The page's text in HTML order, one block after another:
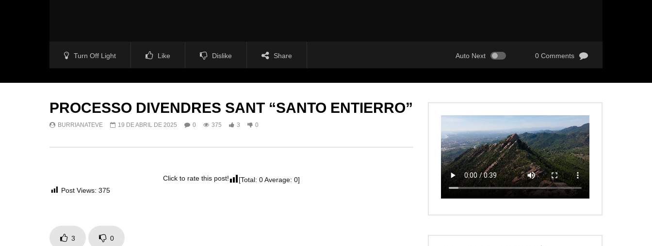
Turn Off Light Like Dislike Share Auto Next 0 Comments
PROCESSO DIVENDRES SANT “SANTO ENTIERRO”
BURRIANATEVE 19 DE ABRIL DE 2025 0 375 3 0
Click to rate this post! [Total: 0Average: 0]
Post Views: 375
3 0